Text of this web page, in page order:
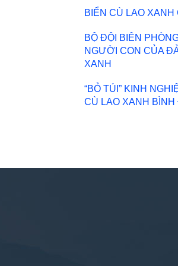
BIỂN CÙ LAO XANH
BỘ ĐỘI BIÊN
NGƯỜI CON CỦA
XANH
“BỎ TÚI” KINH
CÙ LAO XANH BÌNH